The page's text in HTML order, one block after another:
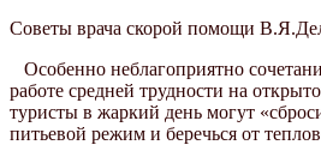
Советы врача скорой помощи
Особенно неблагоприятно
работе средней трудности на
туристы в жаркий день могут
питьевой режим и беречься от